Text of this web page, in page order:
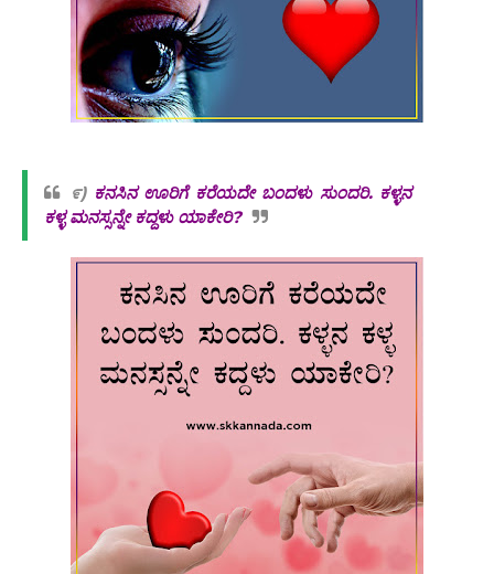
೯) ಕನಸಿನ ಊರಿಗೆ ಕರೆಯದೇ ಬಂದಳು ಸುಂದರಿ. ಕಳ್ಳನ
ಕಳ್ಳ ಮನಸ್ಸನ್ನೇ ಕದ್ದಳು ಯಾಕೇರಿ?